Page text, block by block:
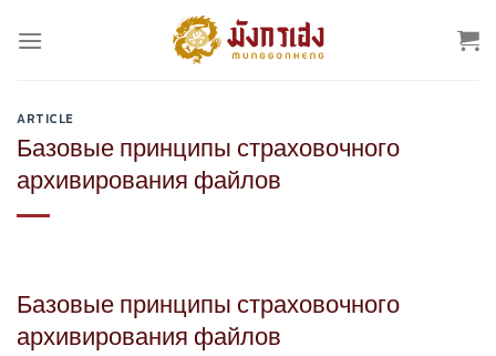
ARTICLE
Базовые принципы страховочного
архивирования файлов
Базовые принципы страховочного
архивирования файлов